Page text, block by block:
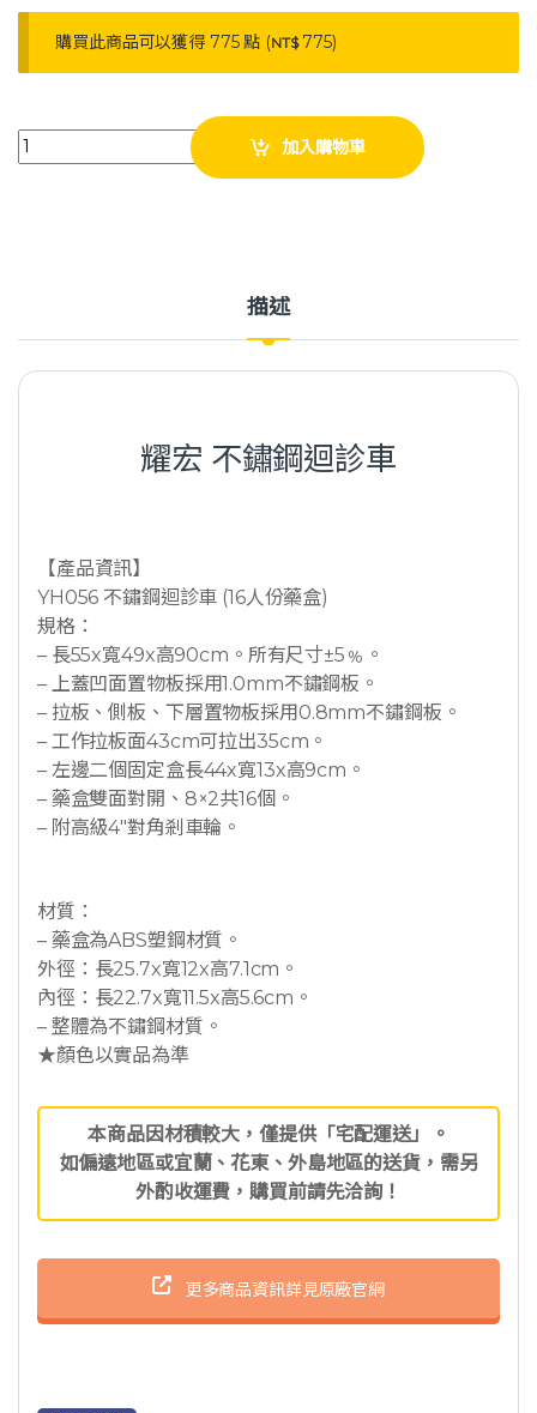
購買此商品可以獲得 775 點 (NT$775)
耀宏 不鏽鋼迴診車 YH056 16人份藥盒 迴診車 YAHO quantity
加入購物車
描述
耀宏 不鏽鋼迴診車
【產品資訊】
YH056 不鏽鋼迴診車 (16人份藥盒)
規格：
– 長55x寬49x高90cm。所有尺寸±5﹪。
– 上蓋凹面置物板採用1.0mm不鏽鋼板。
– 拉板、側板、下層置物板採用0.8mm不鏽鋼板。
– 工作拉板面43cm可拉出35cm。
– 左邊二個固定盒長44x寬13x高9cm。
– 藥盒雙面對開、8×2共16個。
– 附高級4″對角剎車輪。
材質：
– 藥盒為ABS塑鋼材質。
外徑：長25.7x寬12x高7.1cm。
內徑：長22.7x寬11.5x高5.6cm。
– 整體為不鏽鋼材質。
★顏色以實品為準
本商品因材積較大，僅提供「宅配運送」。
如偏遠地區或宜蘭、花東、外島地區的送貨，需另
外酌收運費，購買前請先洽詢！
更多商品資訊詳見原廠官網